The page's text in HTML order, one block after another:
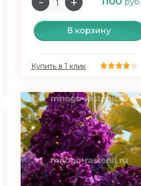
В корзину
Купить в 1 клик